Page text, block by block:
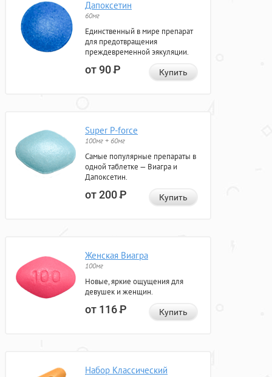
Дапоксетин
60мг
Единственный в мире препарат
для предотвращения
преждевременной эякуляции.
от 90Р Купить
Super P-force
100мг + 60мг
Самые популярные препараты в
одной таблетке — Виагра и
Дапоксетин.
от 200Р Купить
Женская Виагра
100мг
Новые, яркие ощущения для
девушек и женщин.
от 116Р Купить
Набор Классический